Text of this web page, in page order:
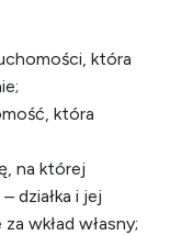
która
która
na której
działka i jej
wkład własny;